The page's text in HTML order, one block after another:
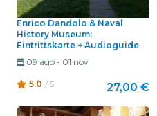
Enrico Dandolo & Naval
History Museum:
Eintrittskarte + Audioguide
09 ago- 01 nov
5.0 / 5 27,00 €